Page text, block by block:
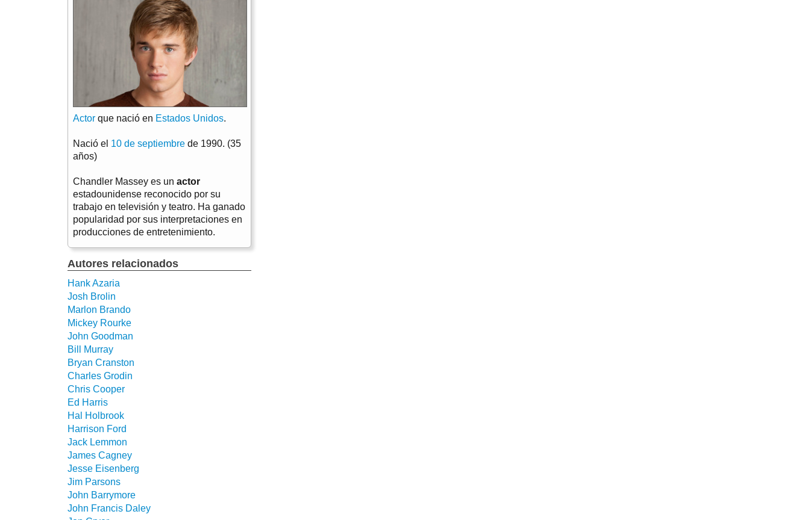
Actor que nació en Estados Unidos.
Nació el 10 de septiembre de 1990. (35
años)
Chandler Massey es un actor
estadounidense reconocido por su
trabajo en televisión y teatro. Ha ganado
popularidad por sus interpretaciones en
producciones de entretenimiento.
Autores relacionados
Hank Azaria
Josh Brolin
Marlon Brando
Mickey Rourke
John Goodman
Bill Murray
Bryan Cranston
Charles Grodin
Chris Cooper
Ed Harris
Hal Holbrook
Harrison Ford
Jack Lemmon
James Cagney
Jesse Eisenberg
Jim Parsons
John Barrymore
John Francis Daley